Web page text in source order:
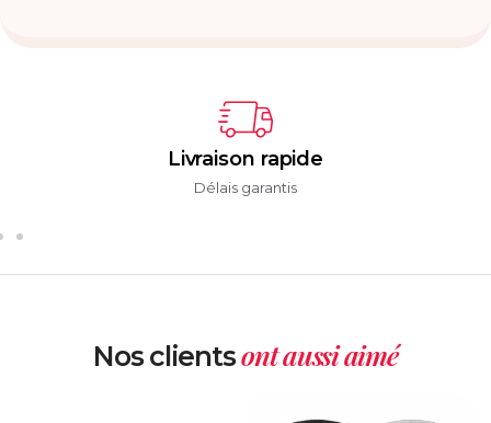
Livraison rapide
Délais garantis
Nos clientsont aussi aimé